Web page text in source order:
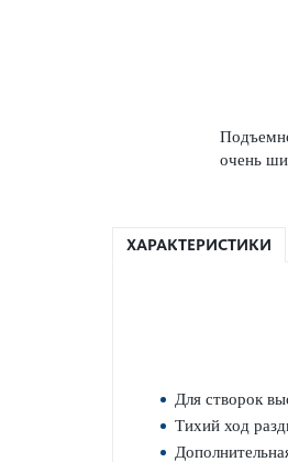
очень
ХАРАКТЕРИСТИКИ
Для створок
Тихий ход